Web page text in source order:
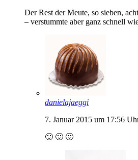
Der Rest der Meute, so sieben,
– verstummte aber ganz schnell
danielajaeggi
7. Januar 2015 um 17:56
🙂 🙂 🙂